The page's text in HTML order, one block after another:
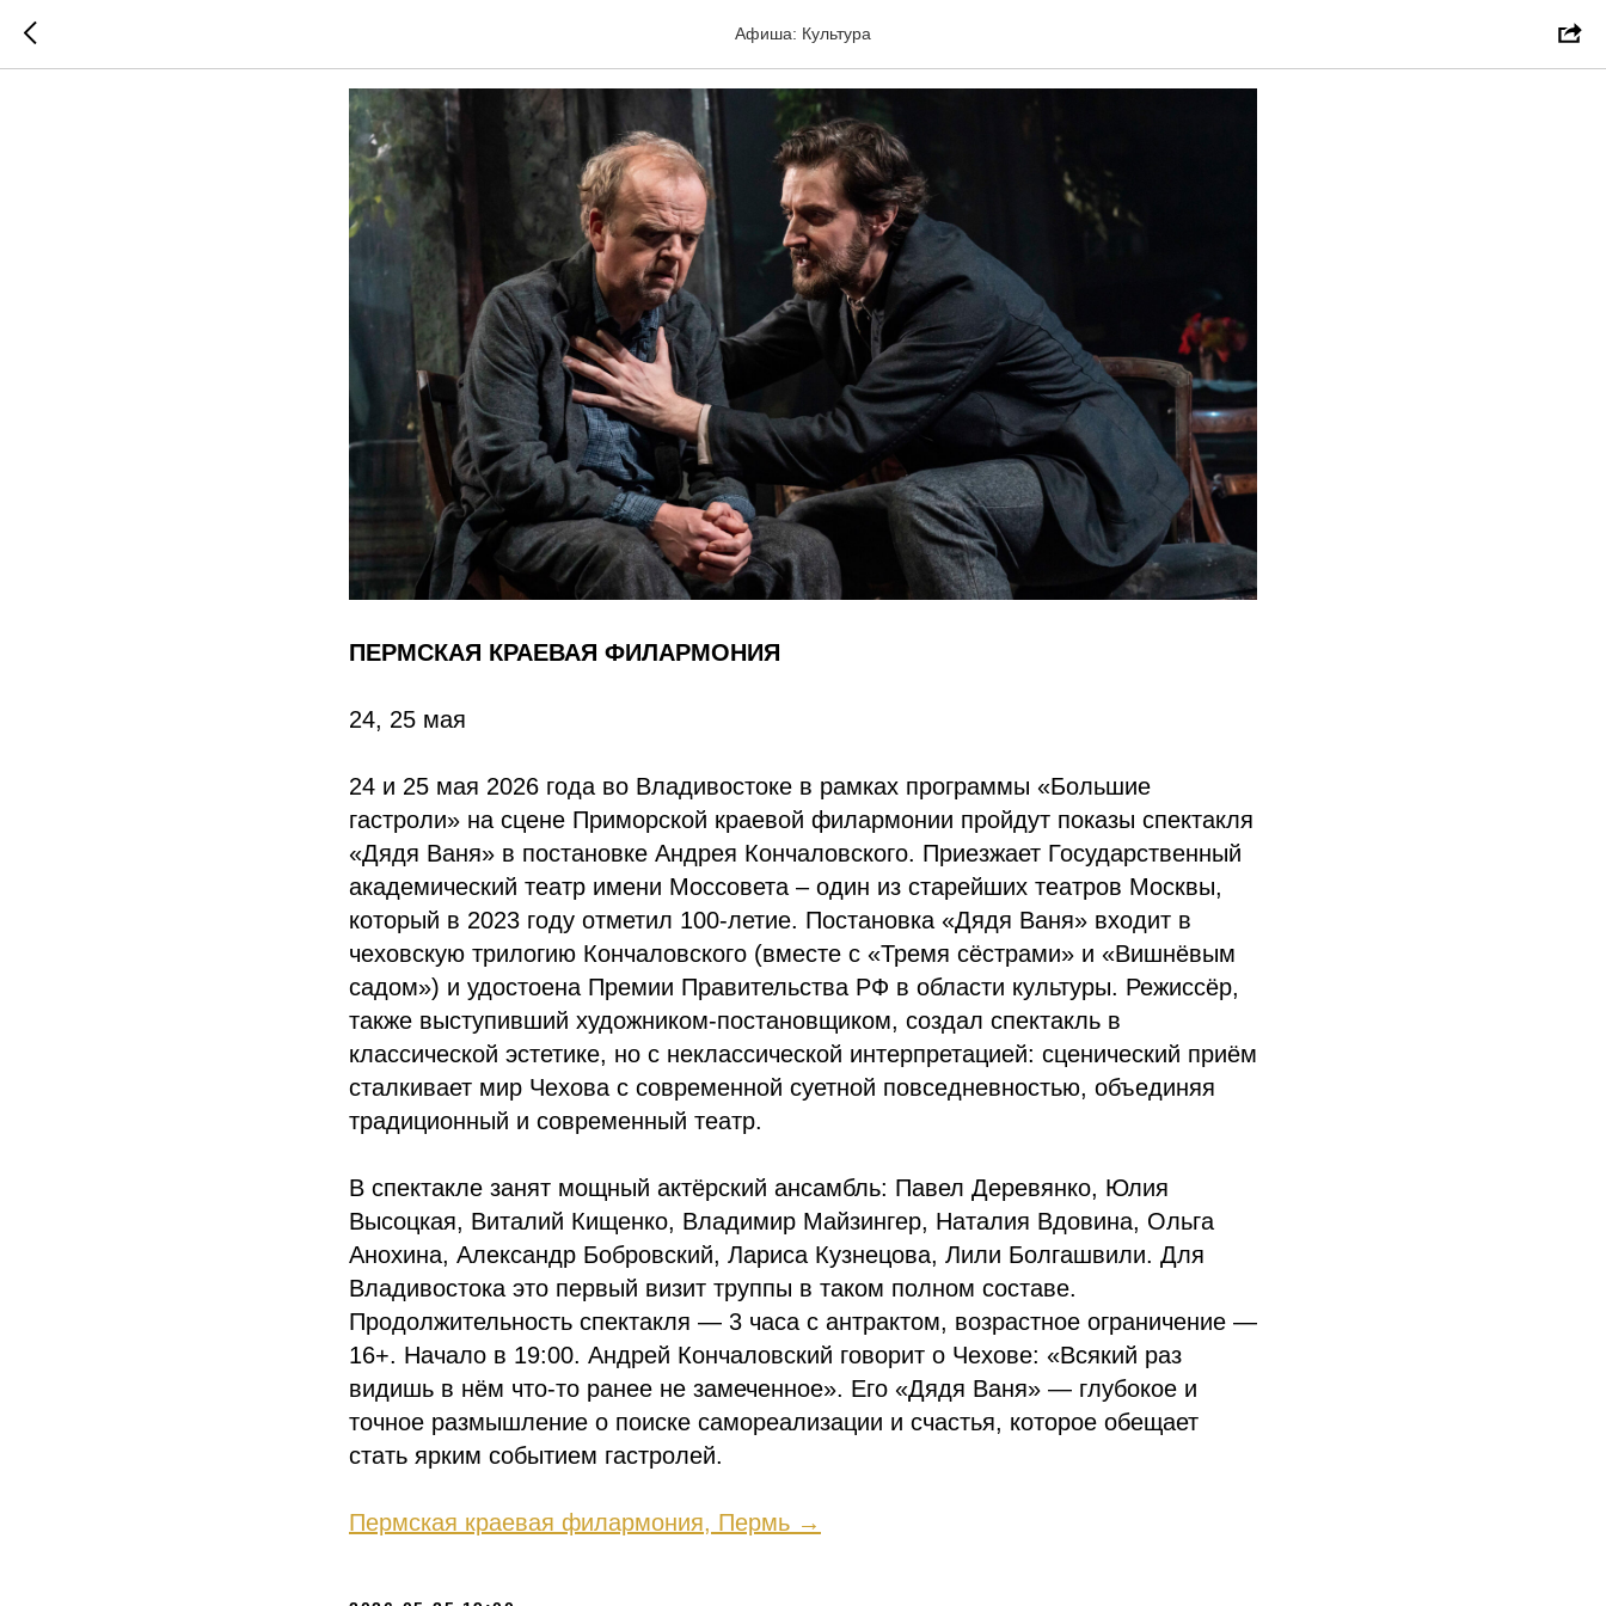
Афиша: Культура
ПЕРМСКАЯ КРАЕВАЯ ФИЛАРМОНИЯ
24, 25 мая
24 и 25 мая 2026 года во Владивостоке в рамках программы «Большие
гастроли» на сцене Приморской краевой филармонии пройдут показы спектакля
«Дядя Ваня» в постановке Андрея Кончаловского. Приезжает Государственный
академический театр имени Моссовета – один из старейших театров Москвы,
который в 2023 году отметил 100-летие. Постановка «Дядя Ваня» входит в
чеховскую трилогию Кончаловского (вместе с «Тремя сёстрами» и «Вишнёвым
садом») и удостоена Премии Правительства РФ в области культуры. Режиссёр,
также выступивший художником-постановщиком, создал спектакль в
классической эстетике, но с неклассической интерпретацией: сценический приём
сталкивает мир Чехова с современной суетной повседневностью, объединяя
традиционный и современный театр.
В спектакле занят мощный актёрский ансамбль: Павел Деревянко, Юлия
Высоцкая, Виталий Кищенко, Владимир Майзингер, Наталия Вдовина, Ольга
Анохина, Александр Бобровский, Лариса Кузнецова, Лили Болгашвили. Для
Владивостока это первый визит труппы в таком полном составе.
Продолжительность спектакля — 3 часа с антрактом, возрастное ограничение —
16+. Начало в 19:00. Андрей Кончаловский говорит о Чехове: «Всякий раз
видишь в нём что-то ранее не замеченное». Его «Дядя Ваня» — глубокое и
точное размышление о поиске самореализации и счастья, которое обещает
стать ярким событием гастролей.
Пермская краевая филармония, Пермь →